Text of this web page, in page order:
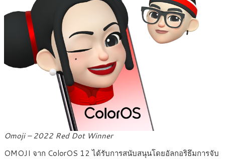
Omoji – 2022 Red Dot Winner
OMOJI จาก ColorOS 12 ได้รับการสนับสนุนโดยอัลกอริธึมการจับ